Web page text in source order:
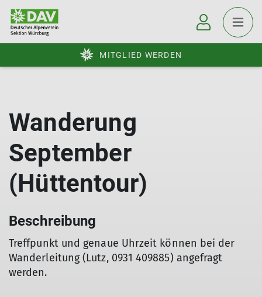
MITGLIED WERDEN
Wanderung
September
(Hüttentour)
Beschreibung
Treffpunkt und genaue Uhrzeit können bei der
Wanderleitung (Lutz, 0931 409885) angefragt
werden.